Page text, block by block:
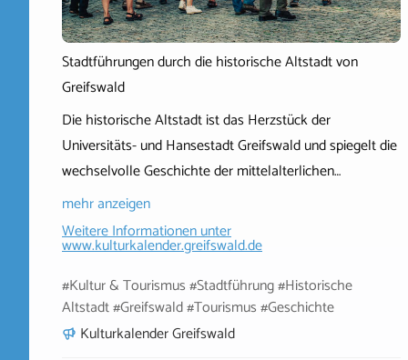
Stadtführungen durch die historische Altstadt von
Greifswald
Die historische Altstadt ist das Herzstück der
Universitäts- und Hansestadt Greifswald und spiegelt die
wechselvolle Geschichte der mittelalterlichen…
mehr anzeigen
Weitere Informationen unter
www.kulturkalender.greifswald.de
#Kultur & Tourismus #Stadtführung #Historische
Altstadt #Greifswald #Tourismus #Geschichte
Kulturkalender Greifswald